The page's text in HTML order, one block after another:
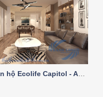
Thiết kế căn hộ Ecolife Capitol - A2 trục số 03